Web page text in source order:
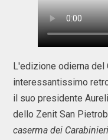
L'edizione odierna del
interessantissimo
il suo presidente
dello Zenit San
caserma dei